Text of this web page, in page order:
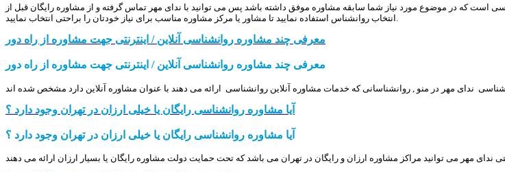
که در موضوع مورد نیاز شما سابقه مشاوره موفق داشته باشد پس می توانید با ندای مهر تماس گرفته و از مشاوره رایگان قبل از
انتخاب روانشناس استفاده نمایید تا مشاور یا مرکز مشاوره مناسب برای نیاز خودتان را براحتی انتخاب نمایید.
معرفی چند مشاوره روانشناسی آنلاین / اینترنتی جهت مشاوره از راه دور
معرفی چند مشاوره روانشناسی آنلاین / اینترنتی جهت مشاوره از راه دور
ندای مهر در منو , روانشناسانی که خدمات مشاوره آنلاین روانشناسی ارائه می دهند با عنوان مشاوره آنلاین دارد مشخص شده اند
آیا مشاوره روانشناسی رایگان یا خیلی ارزان در تهران وجود دارد ؟
آیا مشاوره روانشناسی رایگان یا خیلی ارزان در تهران وجود دارد ؟
ندای مهر می توانید مراکز مشاوره ارزان و رایگان در تهران می باشد که تحت حمایت دولت مشاوره رایگان یا بسیار ارزان ارائه می دهند